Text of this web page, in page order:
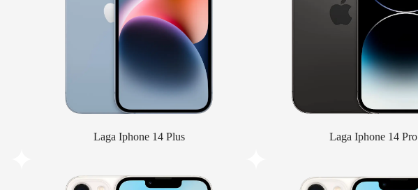
Laga Iphone 14 Plus Laga Iphone 14 Pro